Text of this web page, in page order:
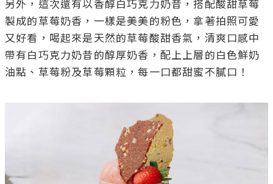
另外，這次還有以香醇白巧克力奶昔，搭配酸甜草莓
製成的草莓奶香，一樣是美美的粉色，拿著拍照可愛
又好看，喝起來是天然的草莓酸甜香氣，清爽口感中
帶有白巧克力奶昔的醇厚奶香，配上上層的白色鮮奶
油點、草莓粉及草莓顆粒，每一口都甜蜜不膩口！